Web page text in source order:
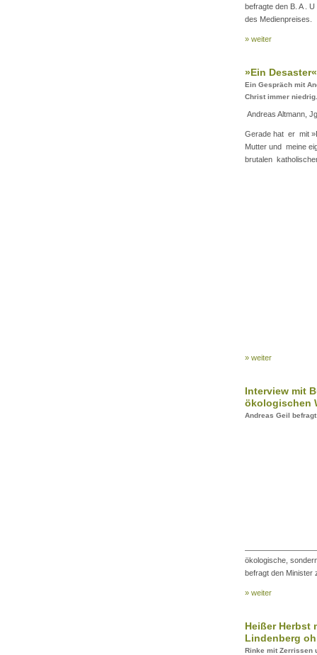
befragte den B. A .
des Medienpreises.
» weiter
»Ein Desaster«
Ein Gespräch mit
Christ immer niedrig.
Andreas Altmann,
Gerade hat er mit
Mutter und meine
brutalen
» weiter
Interview mit
ökologischen
Andreas Geil
ökologische,
befragt den Minister
» weiter
Heißer Herbst
Lindenberg
Rinke mit Zerrissen